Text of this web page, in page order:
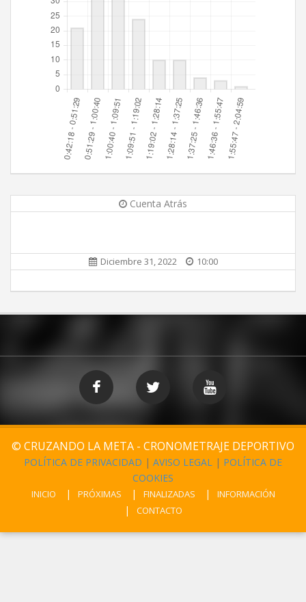
Cuenta Atrás
Diciembre 31, 2022 10:00
© CRUZANDO LA META - CRONOMETRAJE DEPORTIVO
POLÍTICA DE PRIVACIDAD | AVISO LEGAL | POLÍTICA DE
COOKIES
INICIO PRÓXIMAS FINALIZADAS
INFORMACIÓN
CONTACTO